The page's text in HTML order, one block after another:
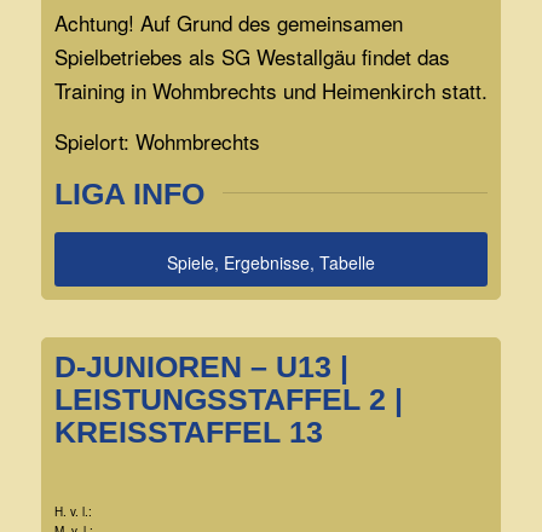
Achtung! Auf Grund des gemeinsamen
Spielbetriebes als SG Westallgäu findet das
Training in Wohmbrechts und Heimenkirch statt.
Spielort: Wohmbrechts
LIGA INFO
Spiele, Ergebnisse, Tabelle
D-JUNIOREN – U13 |
LEISTUNGSSTAFFEL 2 |
KREISSTAFFEL 13
H. v. l.: